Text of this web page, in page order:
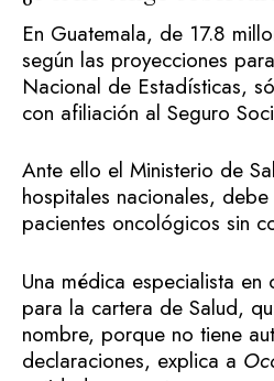
En Guatemala, de 17.8
según las proyecciones
Nacional de Estadísticas,
con afiliación al Seguro
Ante ello el Ministerio de
hospitales nacionales,
pacientes oncológicos sin
Una médica especialista
para la cartera de Salud,
nombre, porque no tiene
declaraciones, explica a